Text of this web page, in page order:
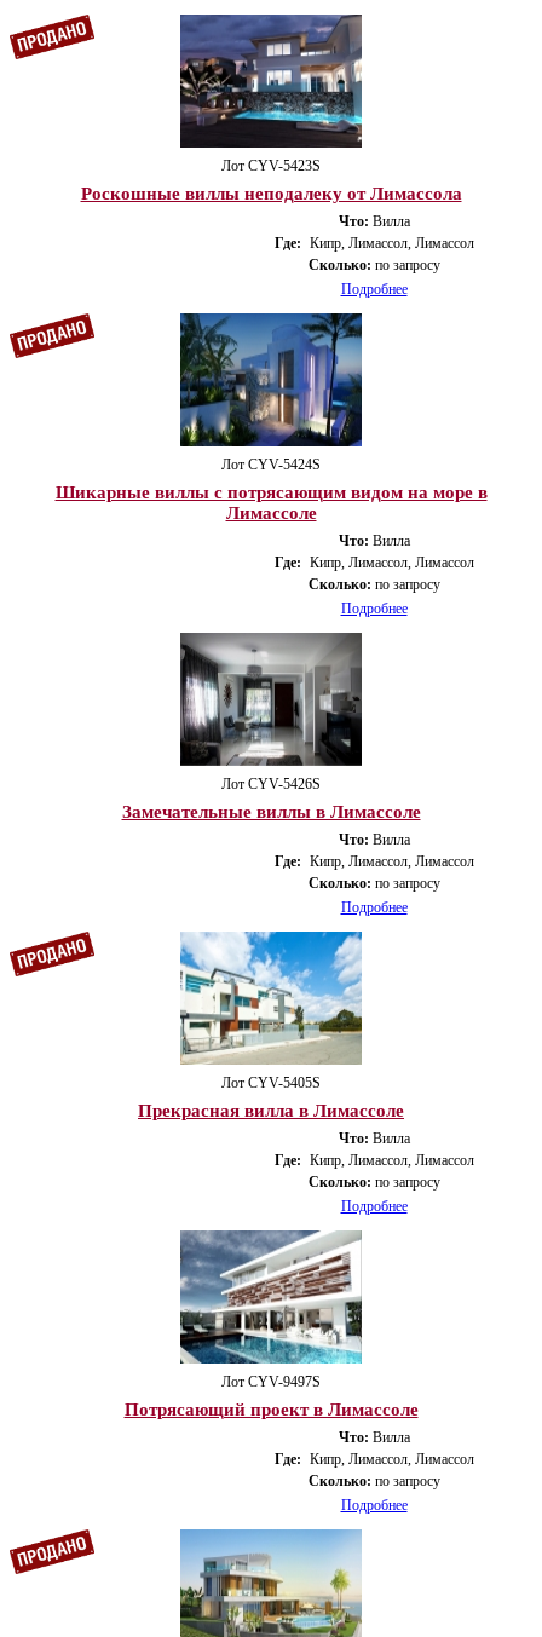
Лот CYV-5423S
Роскошные виллы неподалеку от Лимассола
Что: Вилла
Где: Кипр, Лимассол, Лимассол
Сколько: по запросу
Подробнее
Лот CYV-5424S
Шикарные виллы с потрясающим видом на море в
Лимассоле
Что: Вилла
Где: Кипр, Лимассол, Лимассол
Сколько: по запросу
Подробнее
Лот CYV-5426S
Замечательные виллы в Лимассоле
Что: Вилла
Где: Кипр, Лимассол, Лимассол
Сколько: по запросу
Подробнее
Лот CYV-5405S
Прекрасная вилла в Лимассоле
Что: Вилла
Где: Кипр, Лимассол, Лимассол
Сколько: по запросу
Подробнее
Лот CYV-9497S
Потрясающий проект в Лимассоле
Что: Вилла
Где: Кипр, Лимассол, Лимассол
Сколько: по запросу
Подробнее